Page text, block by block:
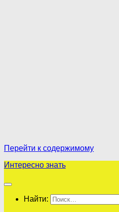
Перейти к содержимому
Интересно знать
Найти: